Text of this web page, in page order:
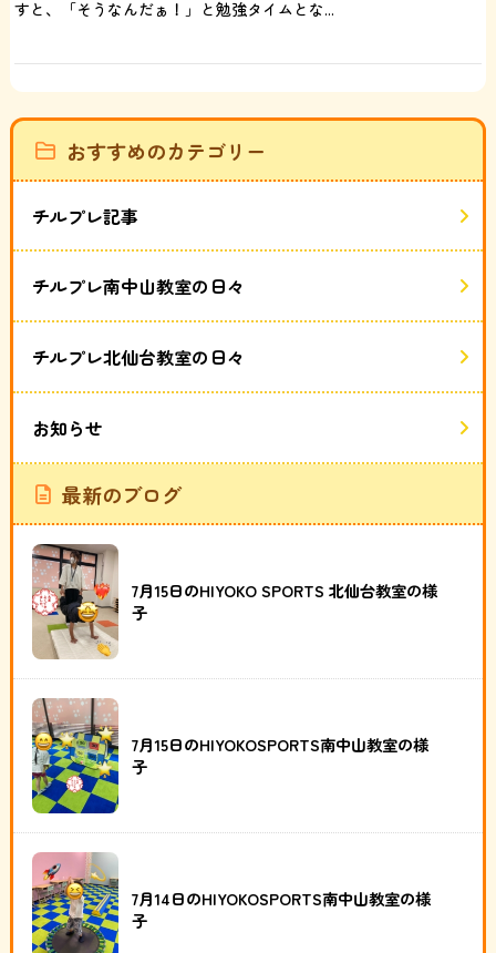
すと、「そうなんだぁ！」と勉強タイムとな...
おすすめのカテゴリー
チルプレ記事
チルプレ南中山教室の日々
チルプレ北仙台教室の日々
お知らせ
最新のブログ
7月15日のHIYOKO SPORTS 北仙台教室の様
子
7月15日のHIYOKOSPORTS南中山教室の様
子
7月14日のHIYOKOSPORTS南中山教室の様
子